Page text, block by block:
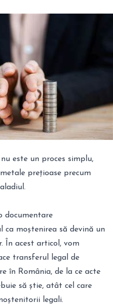
este un proces simplu,
prețioase precum
documentare
ca moștenirea să devină un
În acest articol, vom
transferul legal de
în România, de la ce acte
să știe, atât cel care
legali.